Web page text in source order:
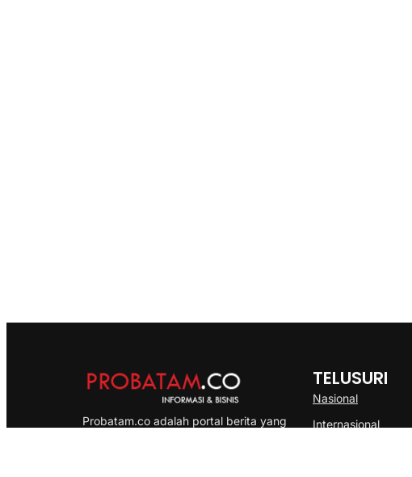
Probatam.co adalah portal berita yang
TELUSURI
Nasional
Internasional